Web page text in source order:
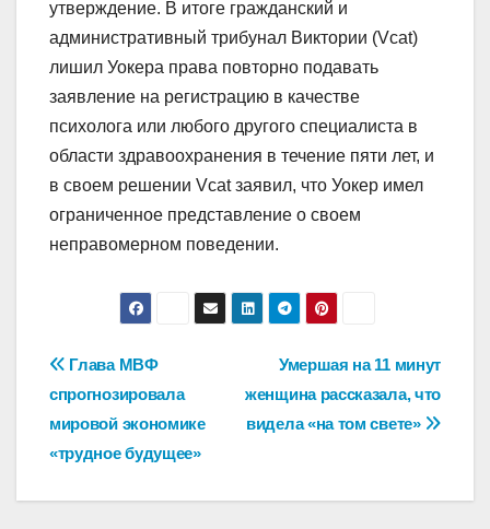
утверждение. В итоге гражданский и
административный трибунал Виктории (Vcat)
лишил Уокера права повторно подавать
заявление на регистрацию в качестве
психолога или любого другого специалиста в
области здравоохранения в течение пяти лет, и
в своем решении Vcat заявил, что Уокер имел
ограниченное представление о своем
неправомерном поведении.
Навигация
по
записям
Умершая на 11 минут
женщина рассказала, что
видела «на том свете»
Глава МВФ
спрогнозировала
мировой экономике
«трудное будущее»